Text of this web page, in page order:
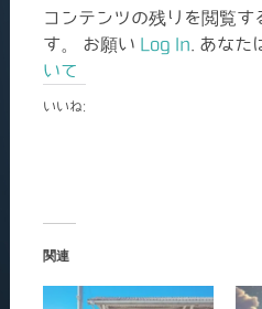
コンテンツの残りを閲覧す
す。 お願い Log In . あなた
いて
いいね:
関連